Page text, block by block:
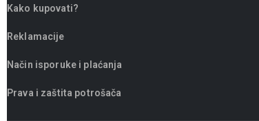
Kako kupovati?
Reklamacije
Način isporuke i plaćanja
Prava i zaštita potrošača